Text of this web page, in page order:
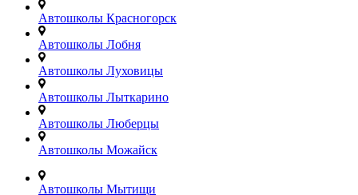
Автошколы Красногорск
Автошколы Лобня
Автошколы Луховицы
Автошколы Лыткарино
Автошколы Люберцы
Автошколы Можайск
Автошколы Мытищи